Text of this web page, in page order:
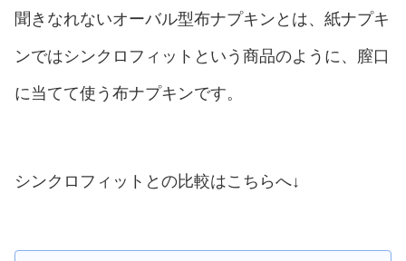
聞きなれないオーバル型布ナプキンとは、紙ナプキ
ンではシンクロフィットという商品のように、膣口
に当てて使う布ナプキンです。
シンクロフィットとの比較はこちらへ↓